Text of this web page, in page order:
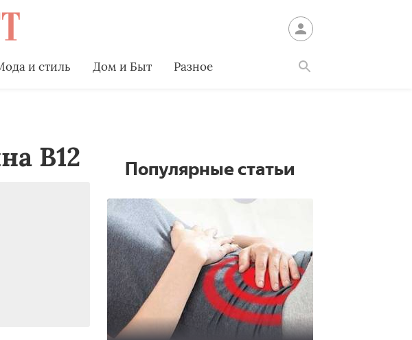
и стиль Дом и Быт Разное
В12 Популярные статьи